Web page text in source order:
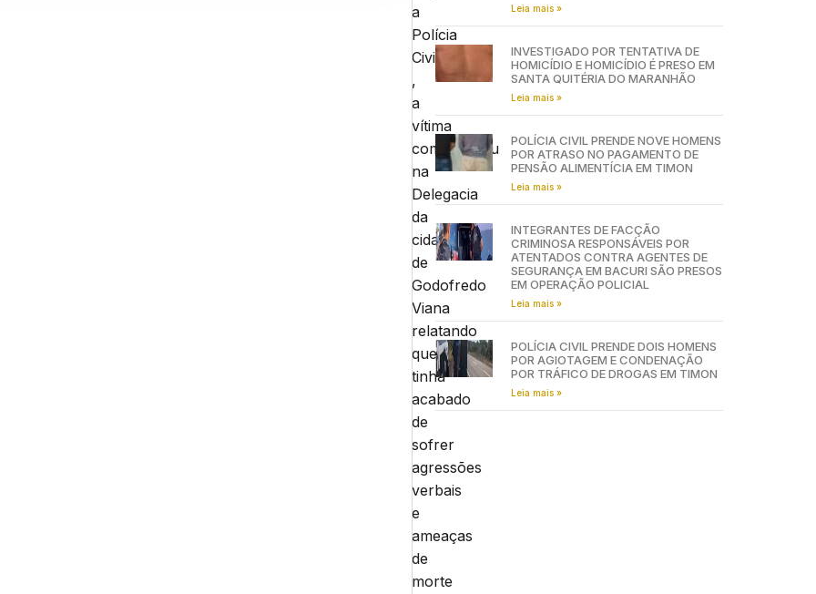
a
Polícia
Civil
,
a
vítima
compareceu
na
Delegacia
da
cidade
de
Godofredo
Viana
relatando
que
tinha
acabado
de
sofrer
agressões
verbais
e
ameaças
de
morte
Leia mais »
INVESTIGADO POR TENTATIVA DE
HOMICÍDIO E HOMICÍDIO É PRESO EM
SANTA QUITÉRIA DO MARANHÃO
Leia mais »
POLÍCIA CIVIL PRENDE NOVE HOMENS
POR ATRASO NO PAGAMENTO DE
PENSÃO ALIMENTÍCIA EM TIMON
Leia mais »
INTEGRANTES DE FACÇÃO
CRIMINOSA RESPONSÁVEIS POR
ATENTADOS CONTRA AGENTES DE
SEGURANÇA EM BACURI SÃO PRESOS
EM OPERAÇÃO POLICIAL
Leia mais »
POLÍCIA CIVIL PRENDE DOIS HOMENS
POR AGIOTAGEM E CONDENAÇÃO
POR TRÁFICO DE DROGAS EM TIMON
Leia mais »